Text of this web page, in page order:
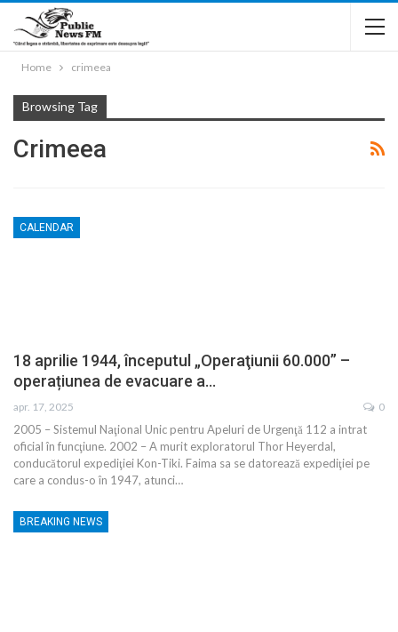
Home crimeea
Browsing Tag
Crimeea
CALENDAR
18 aprilie 1944, începutul „Operaţiunii 60.000” –
operațiunea de evacuare a…
apr. 17, 2025 0
2005 – Sistemul Naţional Unic pentru Apeluri de Urgenţă 112 a intrat
oficial în funcţiune. 2002 – A murit exploratorul Thor Heyerdal,
conducătorul expediţiei Kon-Tiki. Faima sa se datorează expediţiei pe
care a condus-o în 1947, atunci…
BREAKING NEWS